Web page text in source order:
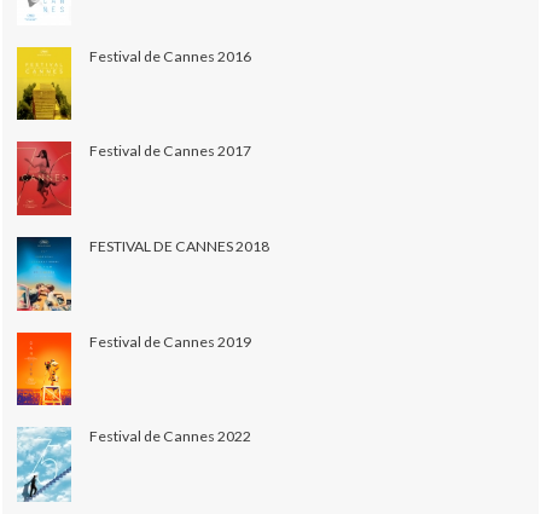
Festival de Cannes 2016
Festival de Cannes 2017
FESTIVAL DE CANNES 2018
Festival de Cannes 2019
Festival de Cannes 2022